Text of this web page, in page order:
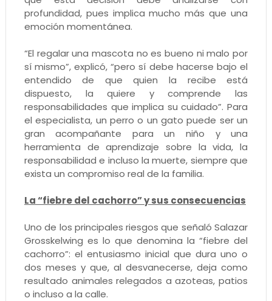
profundidad, pues implica mucho más que una
emoción momentánea.
“El regalar una mascota no es bueno ni malo por
sí mismo”, explicó, “pero sí debe hacerse bajo el
entendido de que quien la recibe está
dispuesto, la quiere y comprende las
responsabilidades que implica su cuidado”. Para
el especialista, un perro o un gato puede ser un
gran acompañante para un niño y una
herramienta de aprendizaje sobre la vida, la
responsabilidad e incluso la muerte, siempre que
exista un compromiso real de la familia.
La “fiebre del cachorro” y sus consecuencias
Uno de los principales riesgos que señaló Salazar
Grosskelwing es lo que denomina la “fiebre del
cachorro”: el entusiasmo inicial que dura uno o
dos meses y que, al desvanecerse, deja como
resultado animales relegados a azoteas, patios
o incluso a la calle.